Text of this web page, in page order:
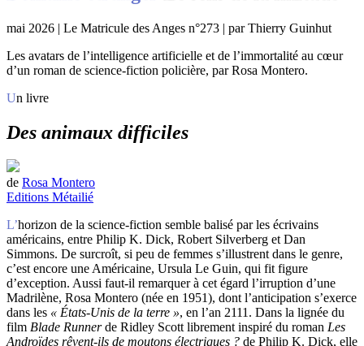
mai 2026 | Le Matricule des Anges n°273 | par Thierry Guinhut
Les avatars de l’intelligence artificielle et de l’immortalité au cœur
d’un roman de science-fiction policière, par Rosa Montero.
Un livre
Des animaux difficiles
de Rosa Montero
Editions Métailié
L’horizon de la science-fiction semble balisé par les écrivains
américains, entre Philip K. Dick, Robert Silverberg et Dan
Simmons. De surcroît, si peu de femmes s’illustrent dans le genre,
c’est encore une Américaine, Ursula Le Guin, qui fit figure
d’exception. Aussi faut-il remarquer à cet égard l’irruption d’une
Madrilène, Rosa Montero (née en 1951), dont l’anticipation s’exerce
dans les « États-Unis de la terre », en l’an 2111. Dans la lignée du
film Blade Runnerde Ridley Scott librement inspiré du roman Les
Androïdes rêvent-ils de moutons électriques ? de Philip K. Dick, elle